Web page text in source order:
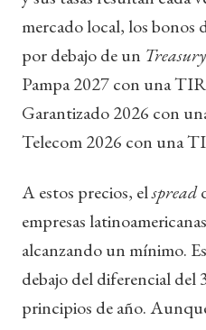
mercado local, los bonos
por debajo de un Treasury
Pampa 2027 con una
Garantizado 2026 con
Telecom 2026 con una
A estos precios, elspread
empresas
alcanzando un mínimo.
debajo del diferencial del
principios de año.